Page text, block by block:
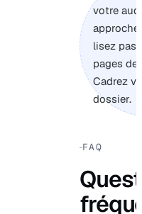
votre
lisez pas
pages de
Cadrez
dossier.
FAQ